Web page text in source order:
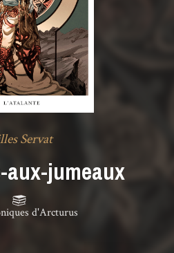
Servat
aux-jumeaux
d'Arcturus